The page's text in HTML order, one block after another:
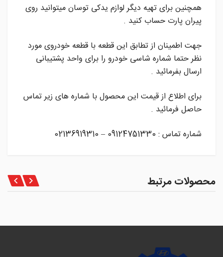
همچنین برای تهیه دیگر لوازم یدکی توسان میتوانید روی
پیران پارت حساب کنید .
جهت اطمینان از تطابق این قطعه با قطعه خودروی مورد
نظر حتما شماره شاسی خودرو را برای واحد پشتیبانی
ارسال بفرمائید .
برای اطلاع از قیمت این محصول با شماره های زیر تماس
حاصل فرمائید .
شماره تماس : 09124751330 – 02136919310
محصولات مرتبط